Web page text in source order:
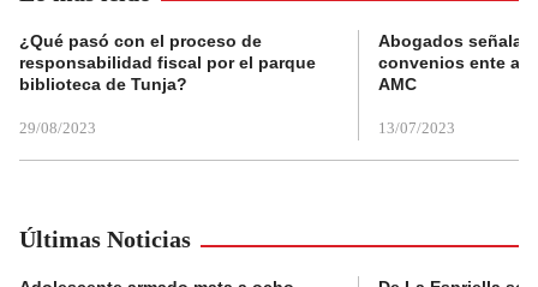
¿Qué pasó con el proceso de
responsabilidad fiscal por el parque
biblioteca de Tunja?
29/08/2023
Abogados
convenios ente
AMC
13/07/2023
Últimas Noticias